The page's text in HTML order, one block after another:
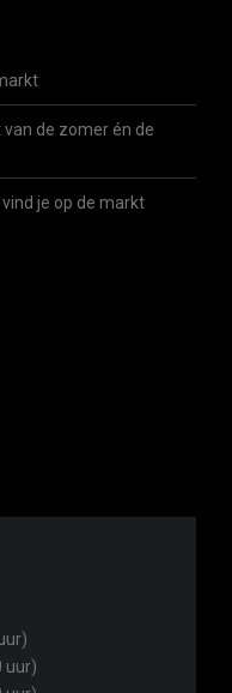
de zomer én de
je op de markt
uur)